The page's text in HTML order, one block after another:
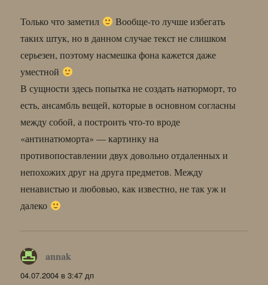
Только что заметил
Вообще-то лучше избегать
таких штук, но в данном случае текст не слишком
серьезен, поэтому насмешка фона кажется даже
уместной
В сущности здесь попытка не создать натюрморт, то
есть, ансамбль вещей, которые в основном согласны
между собой, а построить что-то вроде
«антинатюморта» — картинку на
противопоставлении двух довольно отдаленных и
непохожих друг на друга предметов. Между
ненавистью и любовью, как известно, не так уж и
далеко
annak
04.07.2004 в 3:47 дп